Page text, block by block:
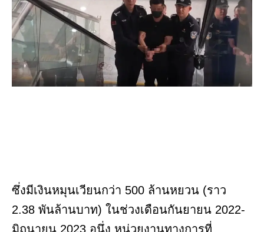
ซึ่งมีเงินหมุนเวียนกว่า 500 ล้านหยวน (ราว
2.38 พันล้านบาท) ในช่วงเดือนกันยายน 2022-
มิถุนายน 2023 อนึ่ง หน่วยงานทางการที่